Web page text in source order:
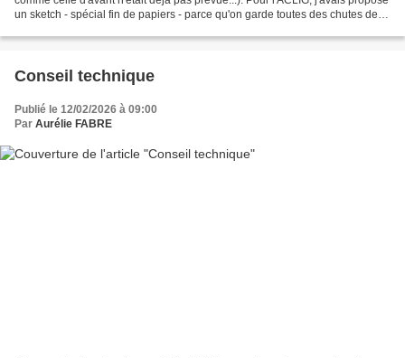
un sketch - spécial fin de papiers - parce qu'on garde toutes des chutes de
Conseil technique
Publié le 12/02/2026 à 09:00
Par Aurélie FABRE